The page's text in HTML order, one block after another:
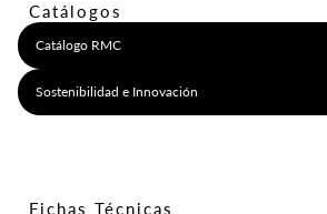
Catálogos
Catálogo RMC
Sostenibilidad e Innovación
Fichas Técnicas